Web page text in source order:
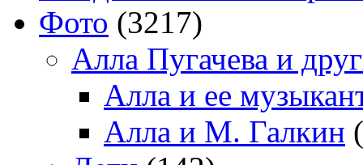
Фото (3217)
Алла Пугачева и
Алла и ее
Алла и М. Галкин